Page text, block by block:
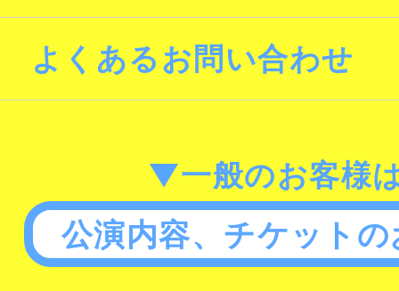
よくあるお問い合わせ
▼一般のお客様
公演内容、チケット